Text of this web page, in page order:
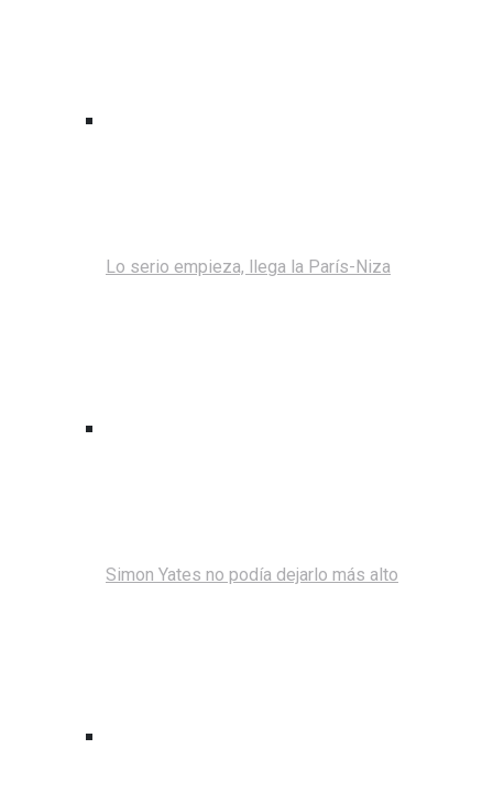
Lo serio empieza, llega la París-Niza
Simon Yates no podía dejarlo más alto